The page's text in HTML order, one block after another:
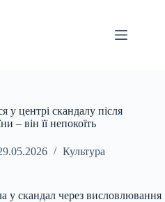
у центрі скандалу після
– він її непокоїть
Культура
у скандал через висловлювання